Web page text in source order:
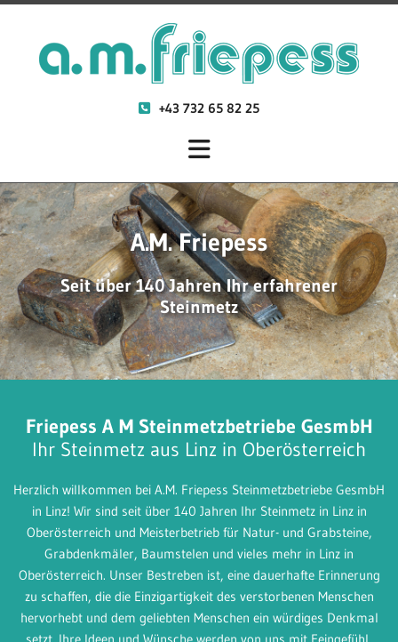
 +43 732 65 82 25
A.M. Friepess
Seit über 140 Jahren Ihr erfahrener
Steinmetz
Friepess A M Steinmetzbetriebe GesmbH
Ihr Steinmetz aus Linz in Oberösterreich
Herzlich willkommen bei A.M. Friepess Steinmetzbetriebe GesmbH
in Linz! Wir sind seit über 140 Jahren Ihr Steinmetz in Linz in
Oberösterreich und Meisterbetrieb für Natur- und Grabsteine,
Grabdenkmäler, Baumstelen und vieles mehr in Linz in
Oberösterreich. Unser Bestreben ist, eine dauerhafte Erinnerung
zu schaffen, die die Einzigartigkeit des verstorbenen Menschen
hervorhebt und dem geliebten Menschen ein würdiges Denkmal